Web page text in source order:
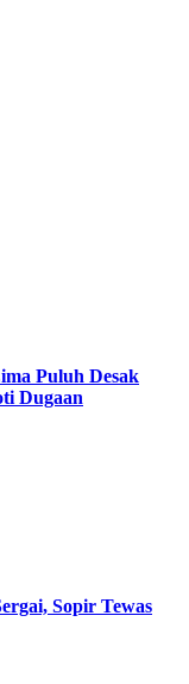
Puluh Desak
Dugaan
Sopir Tewas